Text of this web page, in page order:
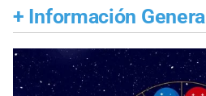
+ Información General